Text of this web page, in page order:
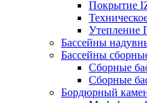
Покрытие
Бассейны
Бассейны
Сборные
Сборные
Бордюрный